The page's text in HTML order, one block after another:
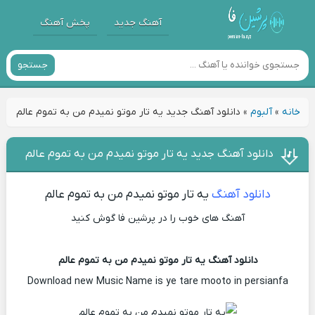
آهنگ جدید پخش آهنگ
جستجو
خانه»آلبوم» دانلود آهنگ جدید یه تار موتو نمیدم من به تموم عالم
دانلود آهنگ جدید یه تار موتو نمیدم من به تموم عالم
دانلود آهنگ یه تار موتو نمیدم من به تموم عالم
آهنگ های خوب را در پرشین فا گوش کنید
دانلود آهنگ یه تار موتو نمیدم من به تموم عالم
Download new Music Name is ye tare mooto in persianfa